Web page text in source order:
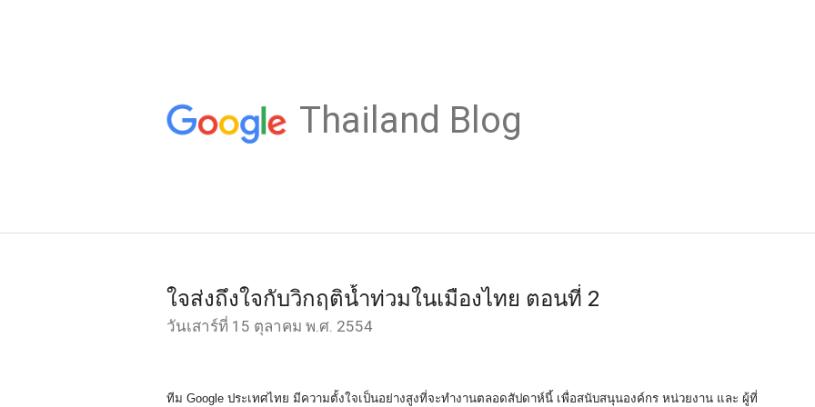
Thailand Blog
ใจส่งถึงใจกับวิกฤติน้ำท่วมในเมืองไทย ตอนที่ 2
วันเสาร์ที่ 15 ตุลาคม พ.ศ. 2554
ทีม Google ประเทศไทย มีความตั้งใจเป็นอย่างสูงที่จะทำงานตลอดสัปดาห์นี้ เพื่อสนับสนุนองค์กร หน่วยงาน และ ผู้ที่